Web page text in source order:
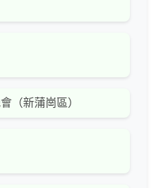
（新蒲崗區）